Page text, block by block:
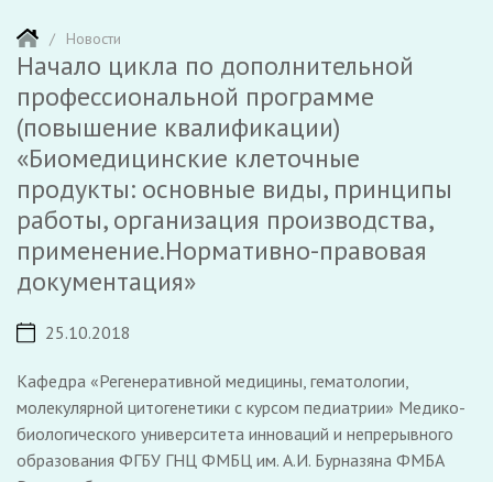
Новости
Начало цикла по дополнительной
профессиональной программе
(повышение квалификации)
«Биомедицинские клеточные
продукты: основные виды, принципы
работы, организация производства,
применение.Нормативно-правовая
документация»
25.10.2018
Кафедра «Регенеративной медицины, гематологии,
молекулярной цитогенетики с курсом педиатрии» Медико-
биологического университета инноваций и непрерывного
образования ФГБУ ГНЦ ФМБЦ им. А.И. Бурназяна ФМБА